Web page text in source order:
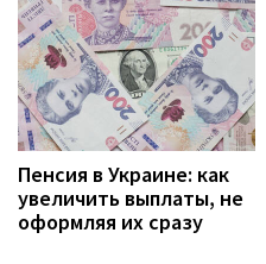
Пенсия в Украине: как
увеличить выплаты, не
оформляя их сразу